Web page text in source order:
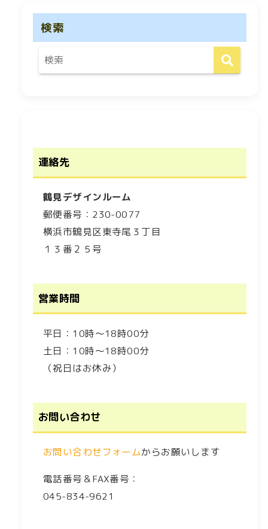
検索
連絡先
鶴見デザインルーム
郵便番号：230-0077
横浜市鶴見区東寺尾３丁目
１３番２５号
営業時間
平日：10時～18時00分
土日：10時～18時00分
（祝日はお休み）
お問い合わせ
お問い合わせフォームからお願いします
電話番号＆FAX番号：
045-834-9621